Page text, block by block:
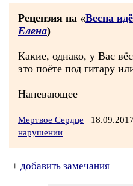
Рецензия на «Весна
Елена)
Какие, однако, у Вас
это поёте под гитару
Напевающее
Мертвое Сердце
нарушении
+ добавить замечания